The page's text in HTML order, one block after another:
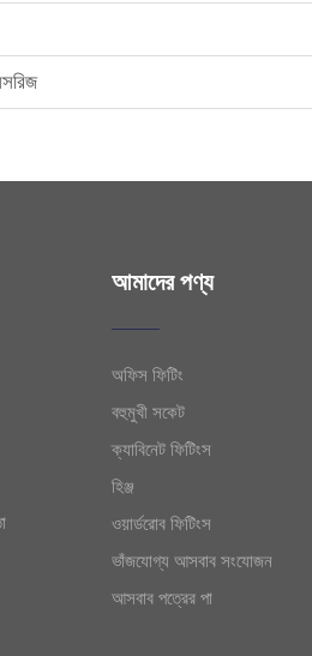
আমাদের পণ্য
অফিস ফিটিং
বহুমুখী সকেট
ক্যাবিনেট ফিটিংস
হিঞ্জ
ওয়ার্ডরোব ফিটিংস
ভাঁজযোগ্য আসবাব সংযোজন
আসবাব পত্রের পা